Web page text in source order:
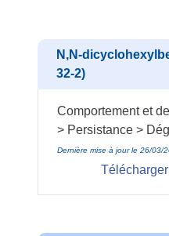
N,N-
32-2)
Comportement et
> Persistance >
Dernière mise à jour le 26/03/